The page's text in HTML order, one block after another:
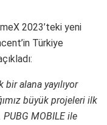
2023’teki yeni
Türkiye
bir alana yayılıyor
büyük projeleri ilk
MOBILE ile